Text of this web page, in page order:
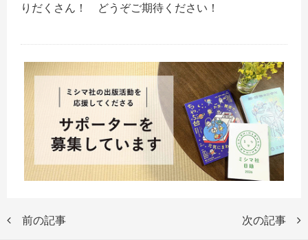
りだくさん！ どうぞご期待ください！
前の記事 次の記事